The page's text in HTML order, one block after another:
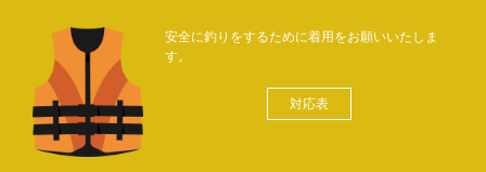
安全に釣りをするために着用をお願いいたしま
す。
対応表